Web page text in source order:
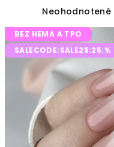
Priemerné
produktu
je
0,0
z
hviezdičiek.
Neohodnotené
BEZ HEMA A TPO
SALECODE:SALE25:25:%